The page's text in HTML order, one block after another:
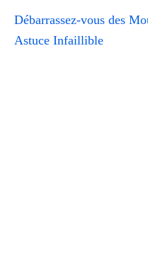
Débarrassez-vous des
Astuce Infaillible